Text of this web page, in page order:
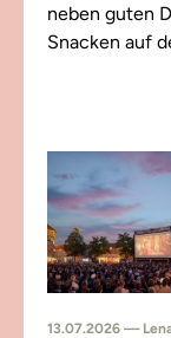
neben guten
Snacken auf
13.07.2026 —